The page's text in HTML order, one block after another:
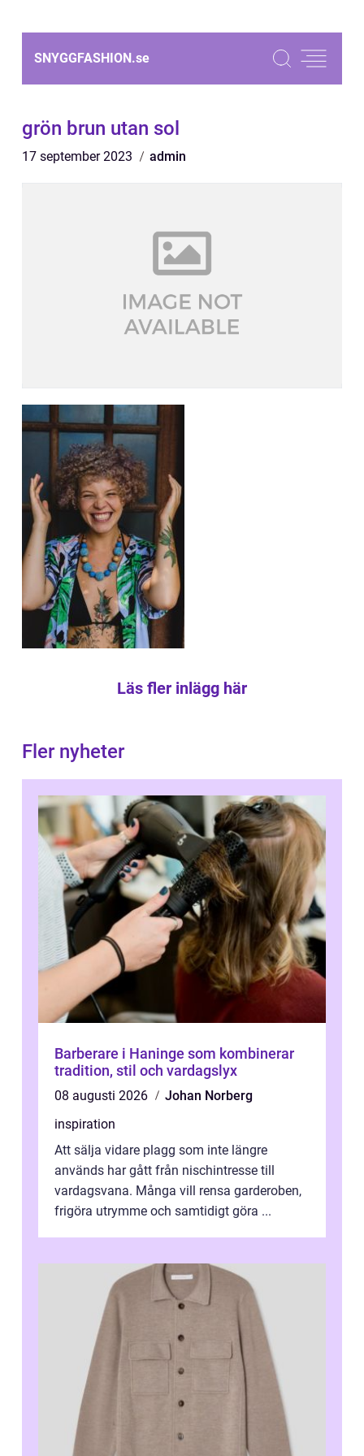
SNYGGFASHION.se
grön brun utan sol
17 september 2023 admin
Läs fler inlägg här
Fler nyheter
Barberare i Haninge som kombinerar
tradition, stil och vardagslyx
08 augusti 2026
Johan Norberg
inspiration
Att sälja vidare plagg som inte längre
används har gått från nischintresse till
vardagsvana. Många vill rensa garderoben,
frigöra utrymme och samtidigt göra ...